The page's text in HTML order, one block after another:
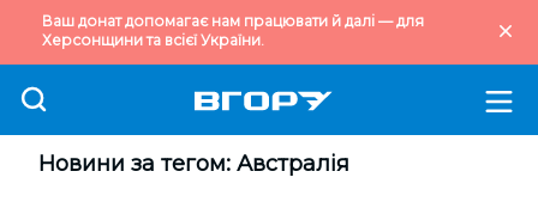
Ваш донат допомагає нам працювати й далі — для
Херсонщини та всієї України.
Новини за тегом: Австралія